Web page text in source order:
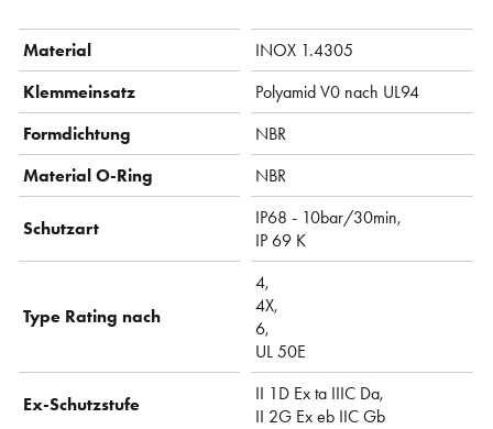
Material
INOX 1.4305
Klemmeinsatz
Polyamid V0 nach UL94
Formdichtung
NBR
Material O-Ring
NBR
Schutzart
IP68 - 10bar/30min,
IP 69 K
Type Rating nach
4,
4X,
6,
UL 50E
Ex-Schutzstufe
II 1D Ex ta IIIC Da,
II 2G Ex eb IIC Gb